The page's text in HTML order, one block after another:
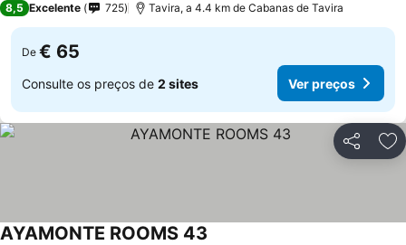
8,5 Excelente 725 Tavira, a 4.4 km de Cabanas de Tavira
De € 65
Consulte os preços de 2 sites Ver preços
Partilhar
AYAMONTE ROOMS 43